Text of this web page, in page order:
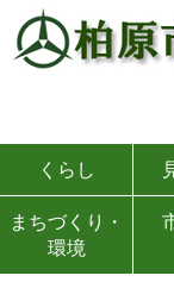
くらし
まちづくり・
環境